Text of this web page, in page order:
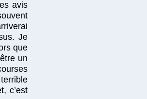
avis
Je
que
un
c’est